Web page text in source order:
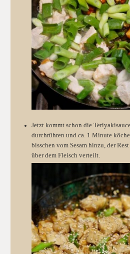
Jetzt kommt schon die Teriyakisauce hinzu. Alles einmal gut
durchrühren und ca. 1 Minute
bisschen vom Sesam hinzu, der
über dem Fleisch verteilt.